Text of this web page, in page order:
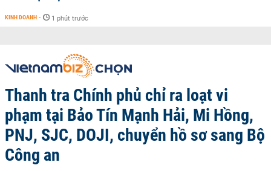
KINH DOANH - 1 phút trước
Thanh tra Chính phủ chỉ ra loạt vi
phạm tại Bảo Tín Mạnh Hải, Mi Hồng,
PNJ, SJC, DOJI, chuyển hồ sơ sang Bộ
Công an